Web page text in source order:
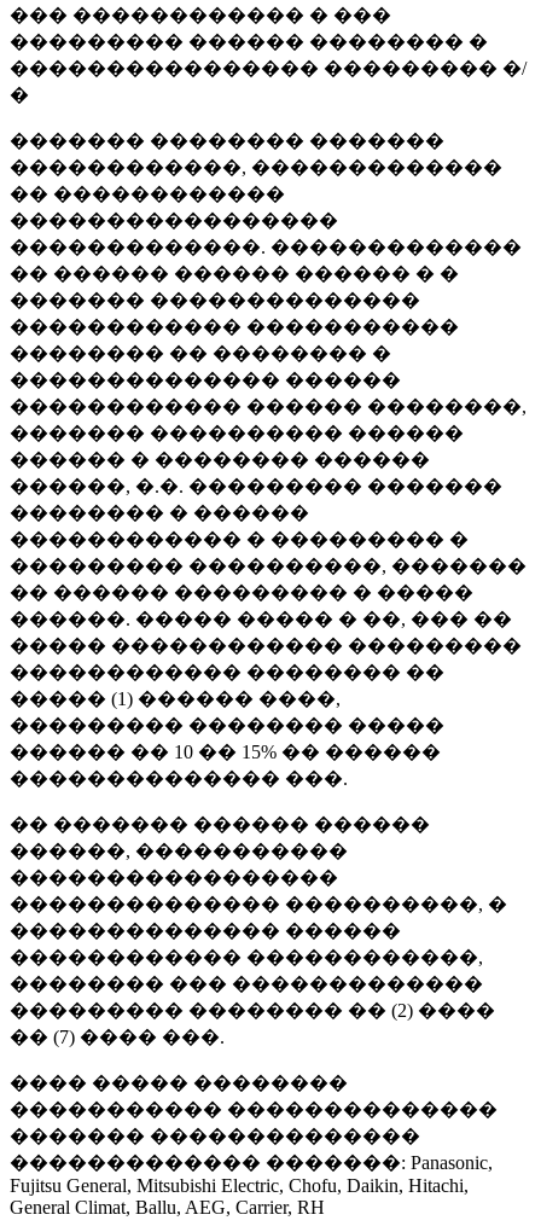
��� ������������ � ���
��������� ������ �������� �
���������������� ��������� �/
�
������� �������� �������
������������, �������������
�� ������������
�����������������
�������������. �������������
�� ������ ������ ������ � �
������� ��������������
������������ �����������
�������� �� �������� �
�������������� ������
������������ ������ ��������,
������� ���������� ������
������ � �������� ������
������, �.�. ��������� �������
�������� � ������
������������ � ��������� �
��������� ����������, �������
�� ������ ��������� � �����
������. ����� ����� � ��, ��� ��
����� ������������ ���������
������������ �������� ��
����� (1) ������ ����,
��������� �������� �����
������ �� 10 �� 15% �� ������
�������������� ���.
�� ������� ������ ������
������, �����������
�����������������
�������������� ����������, �
�������������� ������
������������ ������������,
�������� ��� �������������
��������� �������� �� (2) ����
�� (7) ���� ���.
���� ����� ��������
����������� ��������������
������� ��������������
������������� �������: Panasonic,
Fujitsu General, Mitsubishi Electric, Chofu, Daikin, Hitachi,
General Climat, Ballu, AEG, Carrier, RH